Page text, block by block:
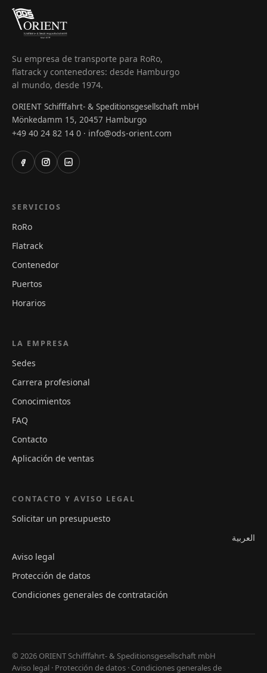
Su empresa de transporte para RoRo,
flatrack y contenedores: desde Hamburgo
al mundo, desde 1974.
ORIENT Schifffahrt- & Speditionsgesellschaft mbH
Mönkedamm 15, 20457 Hamburgo
+49 40 24 82 14 0 · info@ods-orient.com
SERVICIOS
RoRo
Flatrack
Contenedor
Puertos
Horarios
LA EMPRESA
Sedes
Carrera profesional
Conocimientos
FAQ
Contacto
Aplicación de ventas
CONTACTO Y AVISO LEGAL
Solicitar un presupuesto
العربية
Aviso legal
Protección de datos
Condiciones generales de contratación
© 2026 ORIENT Schifffahrt- & Speditionsgesellschaft mbH
Aviso legal · Protección de datos · Condiciones generales de